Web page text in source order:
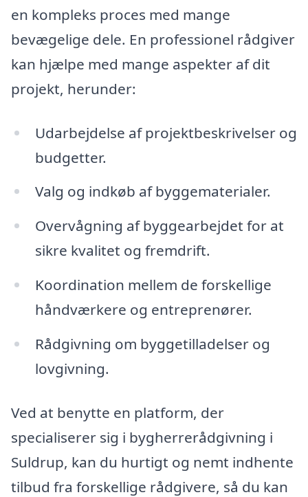
en kompleks proces med mange
bevægelige dele. En professionel rådgiver
kan hjælpe med mange aspekter af dit
projekt, herunder:
Udarbejdelse af projektbeskrivelser og
budgetter.
Valg og indkøb af byggematerialer.
Overvågning af byggearbejdet for at
sikre kvalitet og fremdrift.
Koordination mellem de forskellige
håndværkere og entreprenører.
Rådgivning om byggetilladelser og
lovgivning.
Ved at benytte en platform, der
specialiserer sig i bygherrerådgivning i
Suldrup, kan du hurtigt og nemt indhente
tilbud fra forskellige rådgivere, så du kan